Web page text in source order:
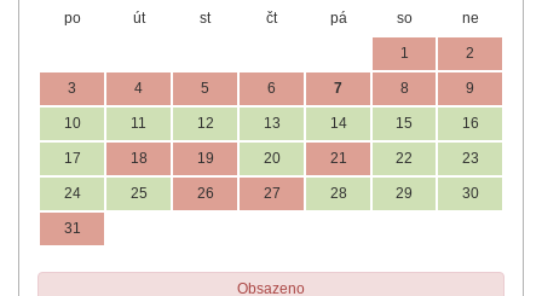
po út st čt pá so ne
1 2
3 4 5 6 7 8 9
10 11 12 13 14 15 16
17 18 19 20 21 22 23
24 25 26 27 28 29 30
31
Obsazeno